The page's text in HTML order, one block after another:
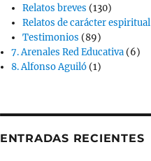
Relatos breves (130)
Relatos de carácter espiritual
Testimonios (89)
7. Arenales Red Educativa (6)
8. Alfonso Aguiló (1)
ENTRADAS RECIENTES